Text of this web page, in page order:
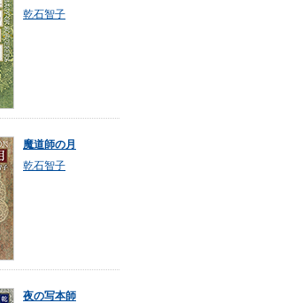
乾石智子
魔道師の月
乾石智子
夜の写本師